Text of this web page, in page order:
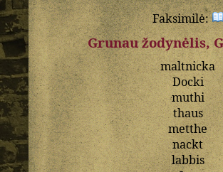
Faksimilė:
Grunau žodynėlis,
maltnicka
Docki
muthi
thaus
metthe
nackt
labbis